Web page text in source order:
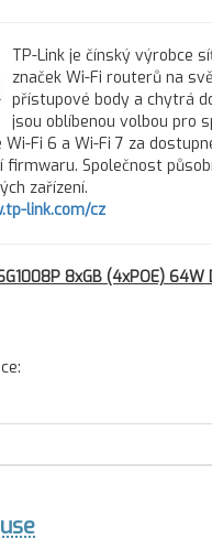
TP-Link je čínský výrobce
značek Wi-Fi routerů na
přístupové body a chytrá
jsou oblíbenou volbou pro
Fi 6 a Wi-Fi 7 za
Společnost
zařízení.
link.com/cz
8xGB (4xPOE)